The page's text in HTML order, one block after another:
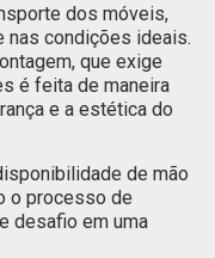
dos móveis,
nas condições ideais.
que exige
é feita de maneira
e a estética do
de mão
o processo de
desafio em uma